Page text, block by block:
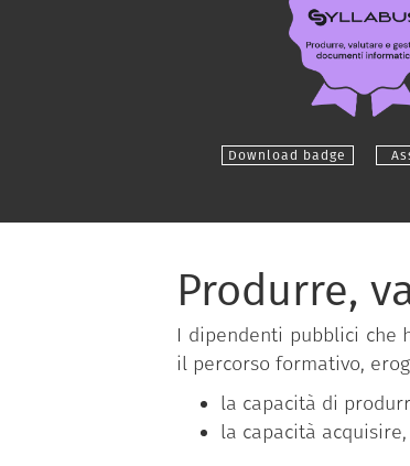
Download badge
Produrre,
I dipendenti pubblici che
il percorso formativo,
la capacità di
la capacità